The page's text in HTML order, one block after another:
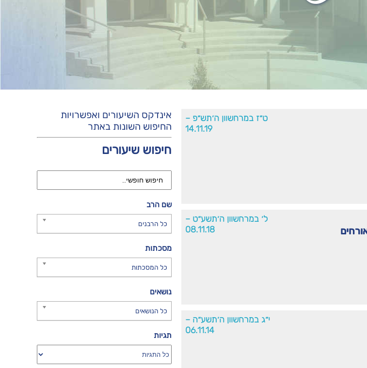
ט״ז במרחשוון ה׳תש״פ –
14.11.19
ל׳ במרחשוון ה׳תשע״ט –
08.11.18
י״ג במרחשוון ה׳תשע״ה –
06.11.14
אינדקס השיעורים ואפשרויות
החיפוש השונות באתר
חיפוש שיעורים
שם הרב
כל הרבנים
מסכתות
כל המסכתות
נושאים
כל הנושאים
תגיות